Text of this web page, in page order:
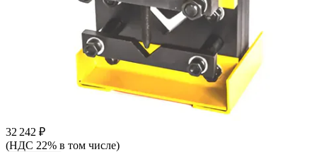
32 242 ₽
(НДС 22% в том числе)